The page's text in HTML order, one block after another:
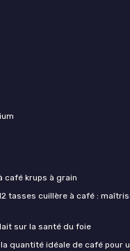
café krups à grain
tasses cuillère à café :
sur la santé du foie
quantité idéale de café pour